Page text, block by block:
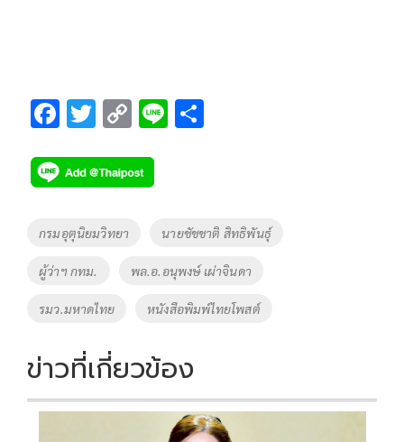
F
e
b
o
k
T
tt
er
C
p
y
k
Li
Tags
กรมอุตุนิยมวิทยา นายชัชชาติ สิทธิพันธุ์
ผู้ว่าฯ กทม. พล.อ.อนุพงษ์ เผ่าจินดา
รมว.มหาดไทย หนังสือพิมพ์ไทยโพสต์
ข่าวที่เกี่ยวข้อง